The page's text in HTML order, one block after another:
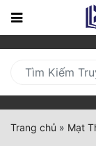
Trang
Mới
Cập
Nhật
(current)
Trang chủ » Mạt